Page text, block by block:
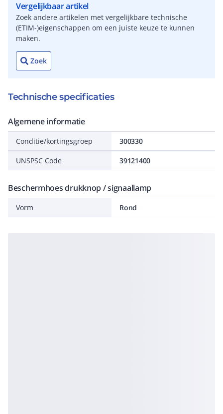
Vergelijkbaar artikel
Zoek andere artikelen met vergelijkbare technische
(ETIM-)eigenschappen om een juiste keuze te kunnen
maken.
Zoek
Technische specificaties
Algemene informatie
Conditie/kortingsgroep 300330
UNSPSC Code 39121400
Beschermhoes drukknop / signaallamp
Vorm Rond